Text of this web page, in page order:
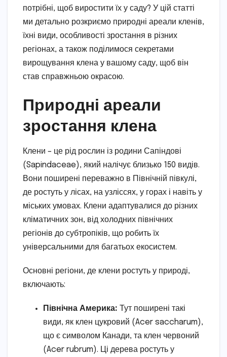
потрібні, щоб виростити їх у саду? У цій статті
ми детально розкриємо природні ареали кленів,
їхні види, особливості зростання в різних
регіонах, а також поділимося секретами
вирощування клена у вашому саду, щоб він
став справжньою окрасою.
Природні ареали
зростання клена
Клени – це рід рослин із родини Сапіндові
(Sapindaceae), який налічує близько 150 видів.
Вони поширені переважно в Північній півкулі,
де ростуть у лісах, на узліссях, у горах і навіть у
міських умовах. Клени адаптувалися до різних
кліматичних зон, від холодних північних
регіонів до субтропіків, що робить їх
універсальними для багатьох екосистем.
Основні регіони, де клени ростуть у природі,
включають:
Північна Америка: Тут поширені такі
види, як клен цукровий (Acer saccharum),
що є символом Канади, та клен червоний
(Acer rubrum). Ці дерева ростуть у